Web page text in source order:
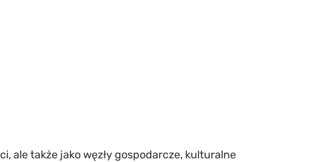
ale także jako węzły gospodarcze, kulturalne